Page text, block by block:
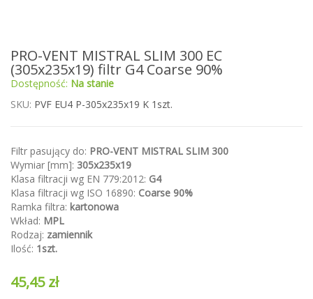
Przejdź
na
początek
galerii
PRO-VENT MISTRAL SLIM 300 EC
(305x235x19) filtr G4 Coarse 90%
Dostępność: Na stanie
SKU PVF EU4 P-305x235x19 K 1szt.
Filtr pasujący do: PRO-VENT MISTRAL SLIM 300
Wymiar [mm]: 305x235x19
Klasa filtracji wg EN 779:2012: G4
Klasa filtracji wg ISO 16890: Coarse 90%
Ramka filtra: kartonowa
Wkład: MPL
Rodzaj: zamiennik
Ilość: 1szt.
45,45 zł